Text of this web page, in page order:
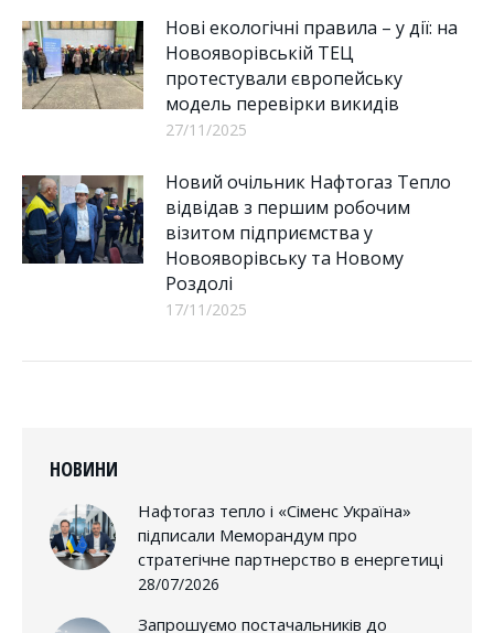
Нові екологічні правила – у дії: на
Новояворівській ТЕЦ
протестували європейську
модель перевірки викидів
27/11/2025
Новий очільник Нафтогаз Тепло
відвідав з першим робочим
візитом підприємства у
Новояворівську та Новому
Роздолі
17/11/2025
НОВИНИ
Нафтогаз тепло і «Сіменс Україна»
підписали Меморандум про
стратегічне партнерство в енергетиці
28/07/2026
Запрошуємо постачальників до